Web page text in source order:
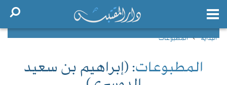
البداية المطبوعات
المطبوعات: (إبراهيم بن سعيد